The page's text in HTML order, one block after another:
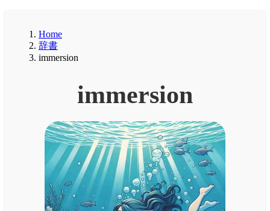
Home
辞書
immersion
immersion